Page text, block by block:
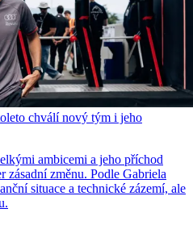
chválí nový tým i jeho
ambicemi a jeho příchod
zásadní změnu. Podle Gabriela
situace a technické zázemí, ale